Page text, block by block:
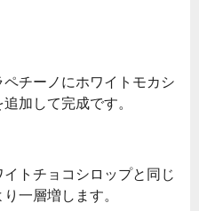
チーノにホワイトモカシ
加して完成です。
トチョコシロップと同じ
一層増します。